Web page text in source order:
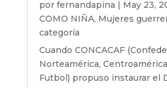
por fernandapina | May 23,
COMO NIÑA, Mujeres
categoría
Cuando CONCACAF
Norteamérica,
Futbol) propuso instaurar el